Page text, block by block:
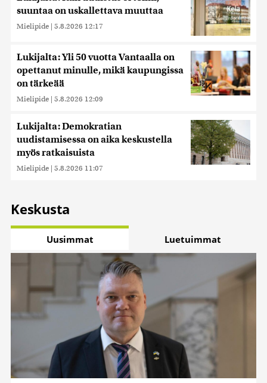
suuntaa on uskallettava muuttaa
Mielipide | 5.8.2026 12:17
Lukijalta: Yli 50 vuotta Vantaalla on
opettanut minulle, mikä kaupungissa
on tärkeää
Mielipide | 5.8.2026 12:09
Lukijalta: Demokratian
uudistamisessa on aika keskustella
myös ratkaisuista
Mielipide | 5.8.2026 11:07
Keskusta
Uusimmat Luetuimmat